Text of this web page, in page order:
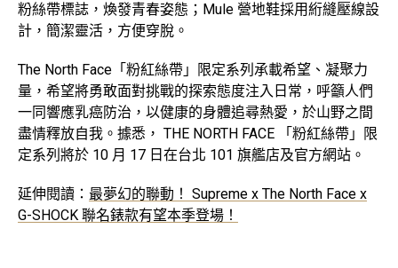
粉絲帶標誌，煥發青春姿態；Mule 營地鞋採用絎縫壓線設
計，簡潔靈活，方便穿脫。
The North Face「粉紅絲帶」限定系列承載希望、凝聚力
量，希望將勇敢面對挑戰的探索態度注入日常，呼籲人們
一同響應乳癌防治，以健康的身體追尋熱愛，於山野之間
盡情釋放自我。據悉， THE NORTH FACE 「粉紅絲帶」限
定系列將於 10 月 17 日在台北 101 旗艦店及官方網站。
延伸閱讀： 最夢幻的聯動！ Supreme x The North Face x
G-SHOCK 聯名錶款有望本季登場！